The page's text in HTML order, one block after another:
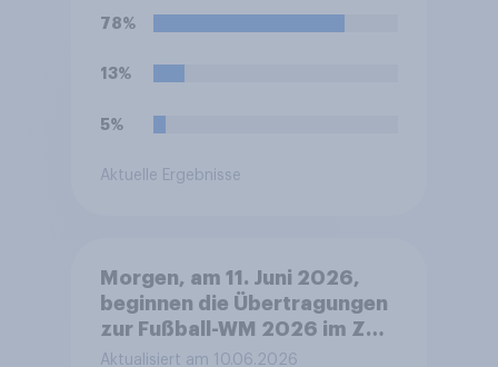
78%
13%
5%
Aktuelle Ergebnisse
Morgen, am 11. Juni 2026,
beginnen die Übertragungen
zur Fußball-WM 2026 im ZDF
mit der Eröffnungsfeier ab
Aktualisiert am 10.06.2026